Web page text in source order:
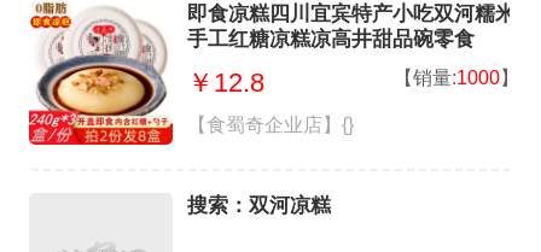
即食凉糕四川宜宾特产小吃双河糯米
手工红糖凉糕凉高井甜品碗零食
￥12.8 【销量:1000】
【食蜀奇企业店】{}
搜索：双河凉糕